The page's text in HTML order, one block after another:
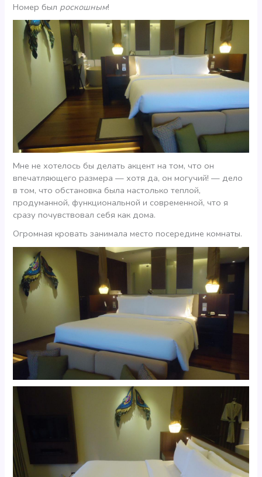
Номер был роскошным!
Мне не хотелось бы делать акцент на том, что он
впечатляющего размера — хотя да, он могучий! — дело
в том, что обстановка была настолько теплой,
продуманной, функциональной и современной, что я
сразу почувствовал себя как дома.
Огромная кровать занимала место посередине комнаты.